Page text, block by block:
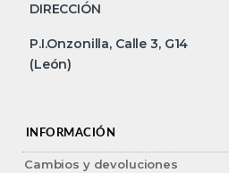
DIRECCIÓN
P.I.Onzonilla, Calle 3, G14
(León)
INFORMACIÓN
Cambios y devoluciones